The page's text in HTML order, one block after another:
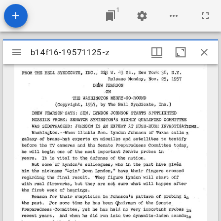
1
Mirador
viewer
b14f16-19571125-z
b14f16-19571125-z